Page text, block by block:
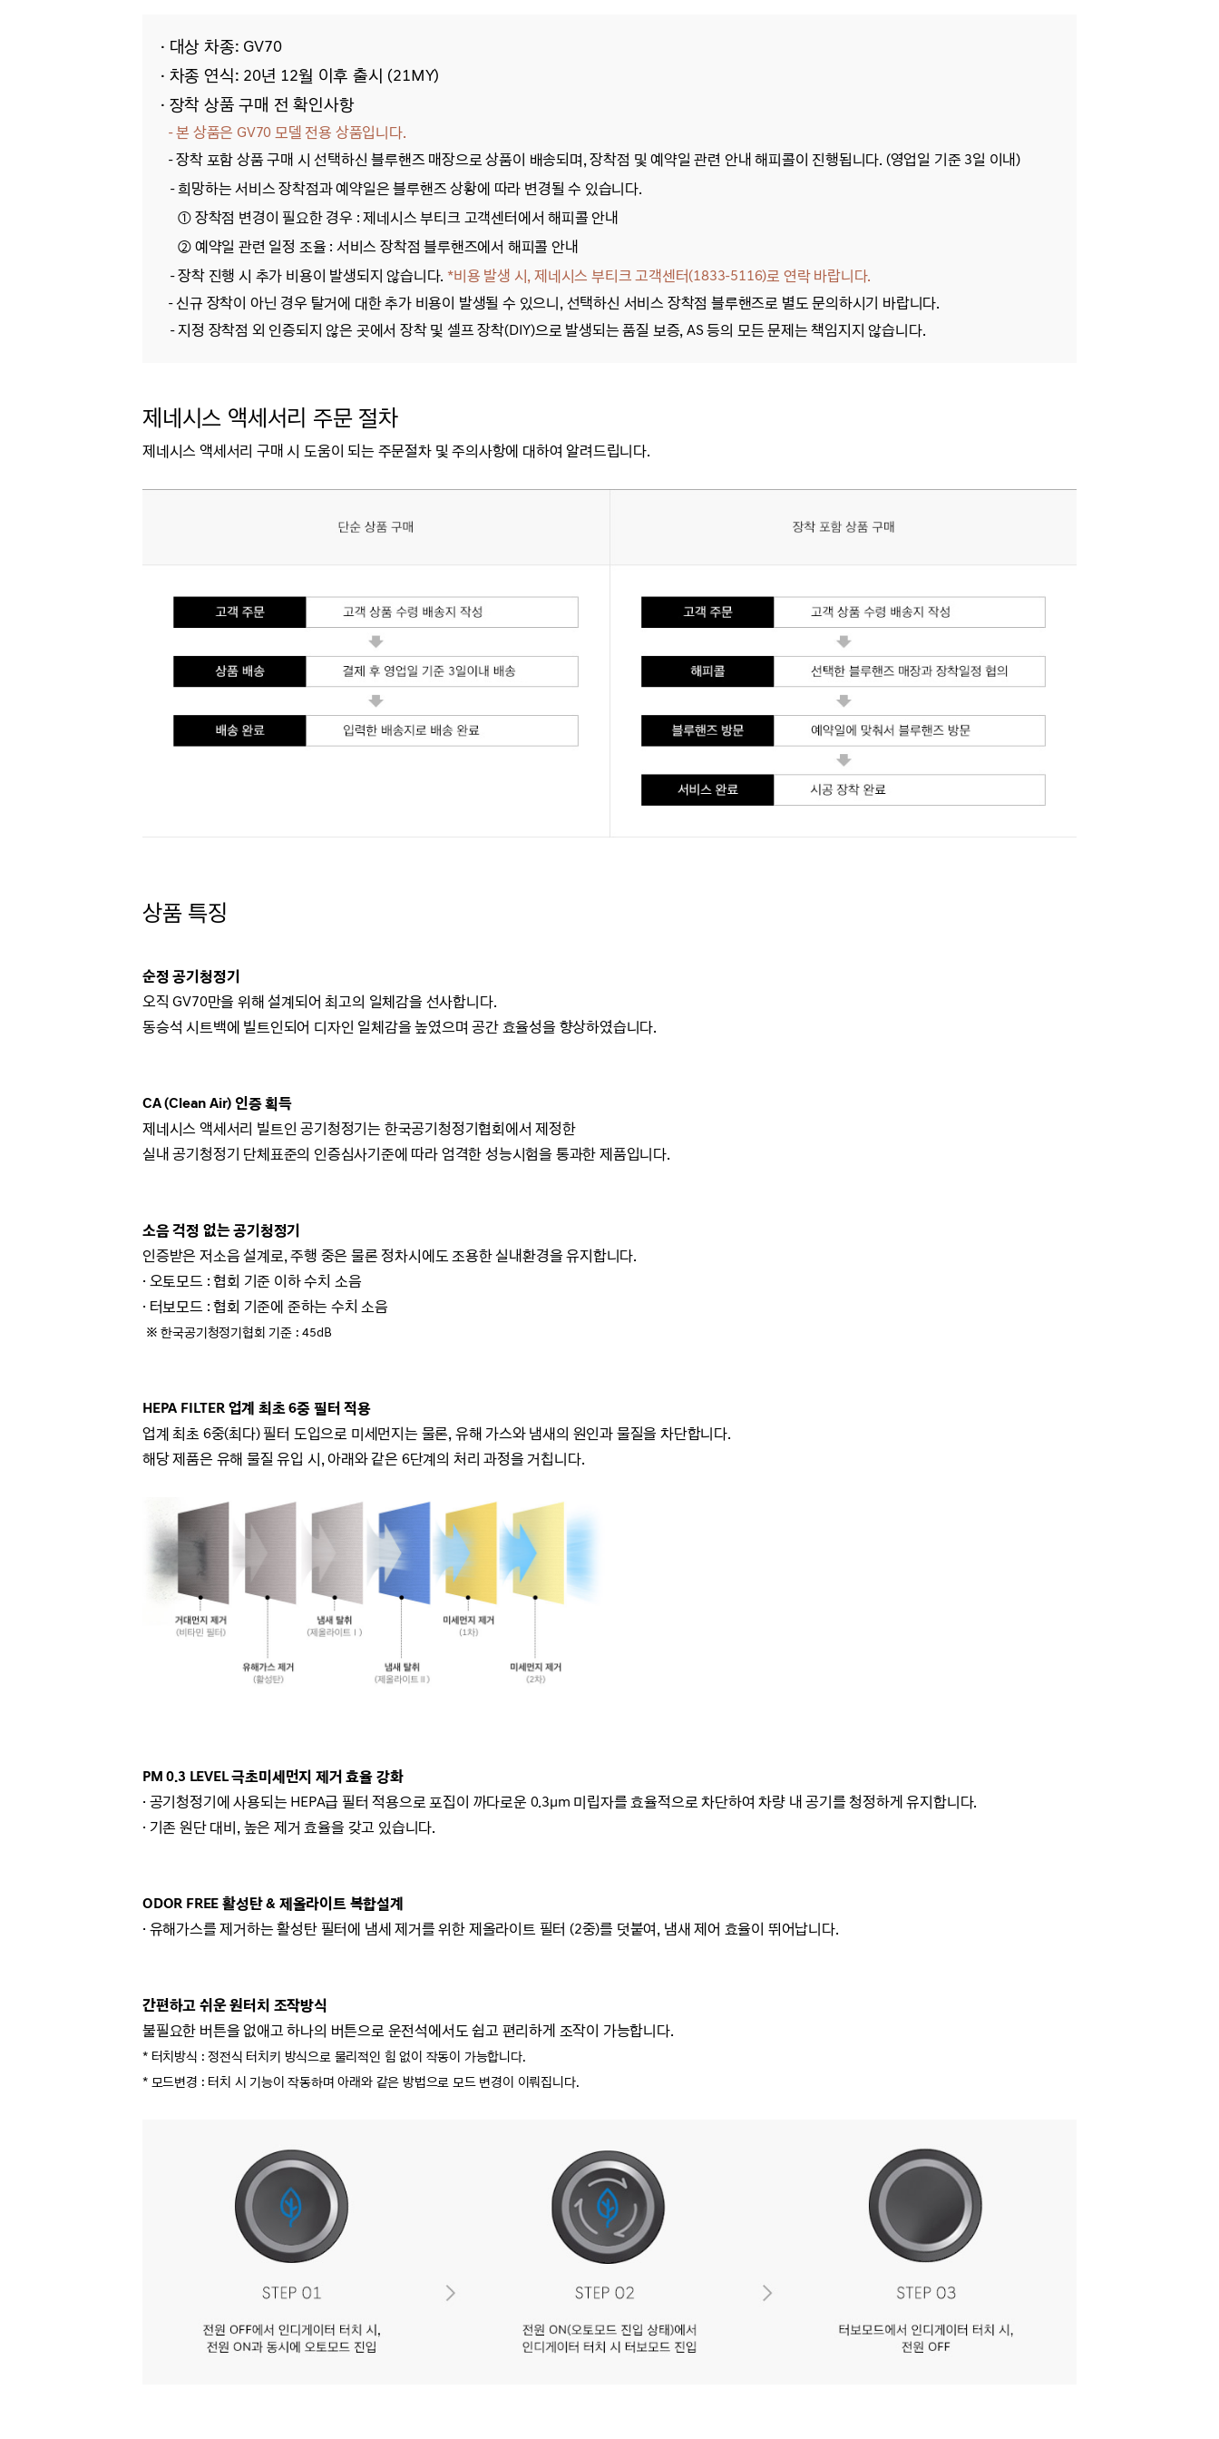
· 대상 차종: GV70
· 차종 연식: 20년 12월 이후 출시 (21MY)
· 장착 상품 구매 전 확인사항
- 본 상품은 GV70 모델 전용 상품입니다.
- 장착 포함 상품 구매 시 선택하신 블루핸즈 매장으로 상품이 배송되며, 장착점 및 예약일 관련 안내 해피콜이 진행됩니다. (영업일 기준 3일 이내)
- 희망하는 서비스 장착점과 예약일은 블루핸즈 상황에 따라 변경될 수 있습니다.
① 장착점 변경이 필요한 경우 : 제네시스 부티크 고객센터에서 해피콜 안내
② 예약일 관련 일정 조율 : 서비스 장착점 블루핸즈에서 해피콜 안내
- 장착 진행 시 추가 비용이 발생되지 않습니다. *비용 발생 시, 제네시스 부티크 고객센터(1833-5116)로 연락 바랍니다.
- 신규 장착이 아닌 경우 탈거에 대한 추가 비용이 발생될 수 있으니, 선택하신 서비스 장착점 블루핸즈로 별도 문의하시기 바랍니다.
- 지정 장착점 외 인증되지 않은 곳에서 장착 및 셀프 장착(DIY)으로 발생되는 품질 보증, AS 등의 모든 문제는 책임지지 않습니다.
제네시스 액세서리 주문 절차
제네시스 액세서리 구매 시 도움이 되는 주문절차 및 주의사항에 대하여 알려드립니다.
상품 특징
순정 공기청정기
오직 GV70만을 위해 설계되어 최고의 일체감을 선사합니다.
동승석 시트백에 빌트인되어 디자인 일체감을 높였으며 공간 효율성을 향상하였습니다.
CA (Clean Air) 인증 획득
제네시스 액세서리 빌트인 공기청정기는 한국공기청정기협회에서 제정한
실내 공기청정기 단체표준의 인증심사기준에 따라 엄격한 성능시험을 통과한 제품입니다.
소음 걱정 없는 공기청정기
인증받은 저소음 설계로, 주행 중은 물론 정차시에도 조용한 실내환경을 유지합니다.
· 오토모드 : 협회 기준 이하 수치 소음
· 터보모드 : 협회 기준에 준하는 수치 소음
※ 한국공기청정기협회 기준 : 45dB
HEPA FILTER 업계 최초 6중 필터 적용
업계 최초 6중(최다) 필터 도입으로 미세먼지는 물론, 유해 가스와 냄새의 원인과 물질을 차단합니다.
해당 제품은 유해 물질 유입 시, 아래와 같은 6단계의 처리 과정을 거칩니다.
PM 0.3 LEVEL 극초미세먼지 제거 효율 강화
· 공기청정기에 사용되는 HEPA급 필터 적용으로 포집이 까다로운 0.3μm 미립자를 효율적으로 차단하여 차량 내 공기를 청정하게 유지합니다.
· 기존 원단 대비, 높은 제거 효율을 갖고 있습니다.
ODOR FREE 활성탄 & 제올라이트 복합설계
· 유해가스를 제거하는 활성탄 필터에 냄세 제거를 위한 제올라이트 필터 (2중)를 덧붙여, 냄새 제어 효율이 뛰어납니다.
간편하고 쉬운 원터치 조작방식
불필요한 버튼을 없애고 하나의 버튼으로 운전석에서도 쉽고 편리하게 조작이 가능합니다.
* 터치방식 : 정전식 터치키 방식으로 물리적인 힘 없이 작동이 가능합니다.
* 모드변경 : 터치 시 기능이 작동하며 아래와 같은 방법으로 모드 변경이 이뤄집니다.